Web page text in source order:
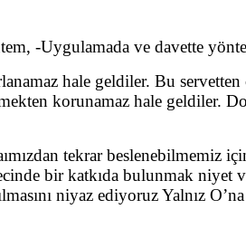
-Uygulamada ve davette
hale geldiler. Bu servetten
korunamaz hale geldiler.
tekrar beslenebilmemiz
bir katkıda bulunmak niyet
niyaz ediyoruz Yalnız